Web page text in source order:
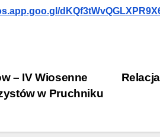
– IV Wiosenne
w Pruchniku